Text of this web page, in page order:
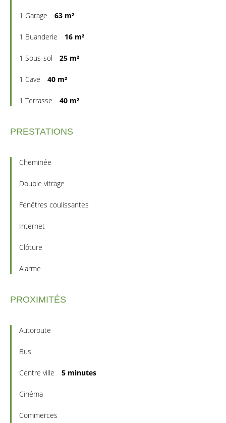
1 Garage 63 m²
1 Buanderie 16 m²
1 Sous-sol 25 m²
1 Cave 40 m²
1 Terrasse 40 m²
PRESTATIONS
Cheminée
Double vitrage
Fenêtres coulissantes
Internet
Clôture
Alarme
PROXIMITÉS
Autoroute
Bus
Centre ville 5 minutes
Cinéma
Commerces